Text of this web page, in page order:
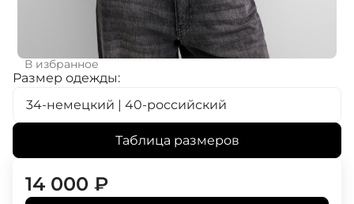
В избранное
Размер одежды:
34-немецкий | 40-российский
Таблица размеров
14 000 ₽